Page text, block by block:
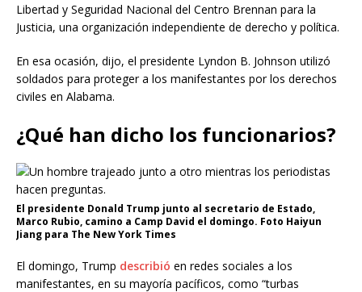
Libertad y Seguridad Nacional del Centro Brennan para la
Justicia, una organización independiente de derecho y política.
En esa ocasión, dijo, el presidente Lyndon B. Johnson utilizó
soldados para proteger a los manifestantes por los derechos
civiles en Alabama.
¿Qué han dicho los funcionarios?
El presidente Donald Trump junto al secretario de Estado,
Marco Rubio, camino a Camp David el domingo. Foto Haiyun
Jiang para The New York Times
El domingo, Trump describió en redes sociales a los
manifestantes, en su mayoría pacíficos, como “turbas